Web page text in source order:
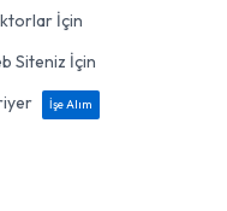
İçin
Siteniz İçin
İşe Alım